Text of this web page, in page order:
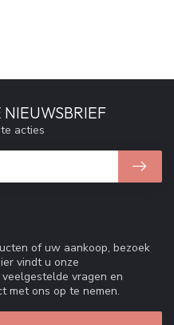
of uw aankoop, bezoek
vindt u onze
vragen en
met ons op te nemen.
acties